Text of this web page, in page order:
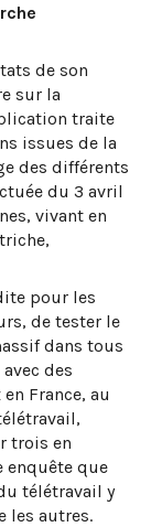
de son
sur la
traite
issues de la
des différents
du 3 avril
vivant en
pour les
de tester le
dans tous
des
France, au
trois en
enquête que
télétravail y
les autres.